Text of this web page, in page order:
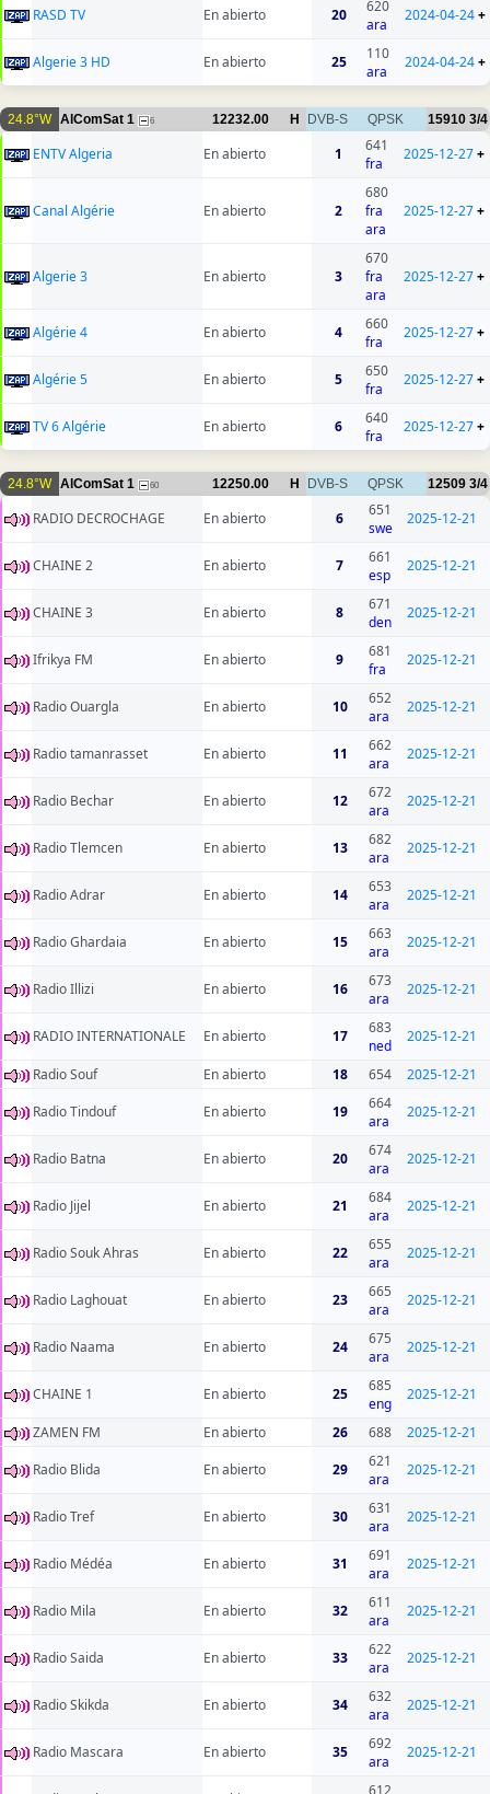
RASD TV En abierto 20
620
ara
2024-04-24+
Algerie 3 HD En abierto 25
110
ara
2024-04-24+
24.8°W AlComSat 1 6 12232.00 H DVB-S QPSK 15910 3/4
ENTV Algeria En abierto 1
641
fra
2025-12-27+
Canal Algérie En abierto 2
680
fra
ara
2025-12-27+
Algerie 3 En abierto 3
670
fra
ara
2025-12-27+
Algérie 4 En abierto 4
660
fra
2025-12-27+
Algérie 5 En abierto 5
650
fra
2025-12-27+
TV 6 Algérie En abierto 6
640
fra
2025-12-27+
24.8°W AlComSat 1 60 12250.00 H DVB-S QPSK 12509 3/4
RADIO DECROCHAGE En abierto 6
651
swe
2025-12-21
CHAINE 2 En abierto 7
661
esp
2025-12-21
CHAINE 3 En abierto 8
671
den
2025-12-21
Ifrikya FM En abierto 9
681
fra
2025-12-21
Radio Ouargla En abierto 10
652
ara
2025-12-21
Radio tamanrasset En abierto 11
662
ara
2025-12-21
Radio Bechar En abierto 12
672
ara
2025-12-21
Radio Tlemcen En abierto 13
682
ara
2025-12-21
Radio Adrar En abierto 14
653
ara
2025-12-21
Radio Ghardaia En abierto 15
663
ara
2025-12-21
Radio Illizi En abierto 16
673
ara
2025-12-21
RADIO INTERNATIONALE En abierto 17
683
ned
2025-12-21
Radio Souf En abierto 18 654
2025-12-21
Radio Tindouf
En abierto 19
664
ara
2025-12-21
Radio Batna En abierto 20
674
ara
2025-12-21
Radio Jijel En abierto 21
684
ara
2025-12-21
Radio Souk Ahras En abierto 22
655
ara
2025-12-21
Radio Laghouat En abierto 23
665
ara
2025-12-21
Radio Naama En abierto 24
675
ara
2025-12-21
CHAINE 1 En abierto 25
685
eng
2025-12-21
ZAMEN FM En abierto 26 688
2025-12-21
Radio Blida
En abierto 29
621
ara
2025-12-21
Radio Tref En abierto 30
631
ara
2025-12-21
Radio Médéa En abierto 31
691
ara
2025-12-21
Radio Mila En abierto 32
611
ara
2025-12-21
Radio Saida En abierto 33
622
ara
2025-12-21
Radio Skikda En abierto 34
632
ara
2025-12-21
Radio Mascara En abierto 35
692
ara
2025-12-21